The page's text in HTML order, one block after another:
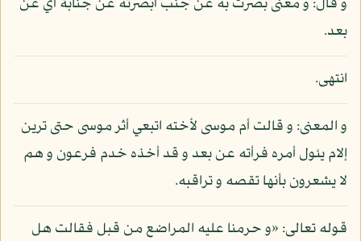
و قال: و معنى بصرت به عن جنب أبصرته عن جنابة أي عن
بعد.
انتهى.
و المعنى: و قالت أم موسى لأخته اتبعي أثر موسى حتى ترين
إلام يئول أمره فرأته عن بعد و قد أخذه خدم فرعون و هم
لا يشعرون بأنها تقصه و تراقبه.
قوله تعالى: «و حرمنا عليه المراضع من قبل فقالت هل